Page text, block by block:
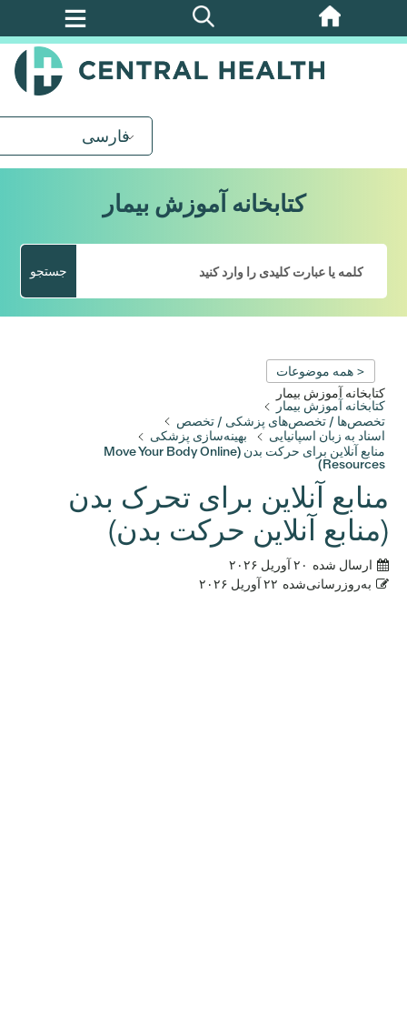
پرش
فارسی
کتابخانه آموزش بیمار
جستجو
< همه موضوعات
کتابخانه آموزش بیمار
کتابخانه آموزش بیمار
تخصص‌ها / تخصص‌های پزشکی / تخصص
اسناد به زبان اسپانیایی
بهینه‌سازی پزشکی
منابع آنلاین برای حرکت بدن (Move Your Body Online
Resources)
منابع آنلاین برای تحرک بدن
(منابع آنلاین حرکت بدن)
ارسال شده ۲۰ آوریل ۲۰۲۶
به‌روزرسانی‌شده ۲۲ آوریل ۲۰۲۶